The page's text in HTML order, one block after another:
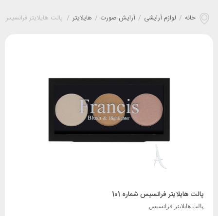
خانه / لوازم آرایشی / آرایش صورت / هایلایتر / پالت هايلايتر فرانسيس
پالت هايلايتر فرانسيس شماره 101
پالت هايلايتر فرانسيس